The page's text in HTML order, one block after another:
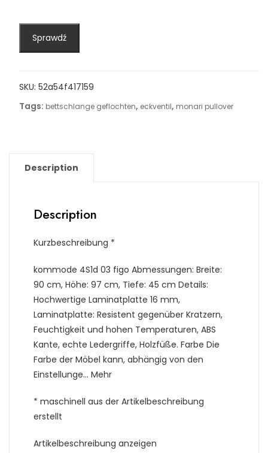
Sprawdź
SKU: 52a54f417159
Tags: bettschlange geflochten, eckventil, monari pullover
Description
Description
Kurzbeschreibung *
kommode 4S1d 03 figo Abmessungen: Breite:
90 cm, Höhe: 97 cm, Tiefe: 45 cm Details:
Hochwertige Laminatplatte 16 mm,
Laminatplatte: Resistent gegenüber Kratzern,
Feuchtigkeit und hohen Temperaturen, ABS
Kante, echte Ledergriffe, Holzfüße. Farbe Die
Farbe der Möbel kann, abhängig von den
Einstellunge… Mehr
* maschinell aus der Artikelbeschreibung
erstellt
Artikelbeschreibung anzeigen